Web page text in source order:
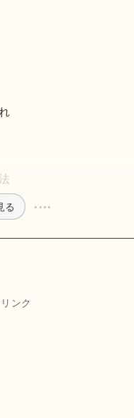
る
ンク